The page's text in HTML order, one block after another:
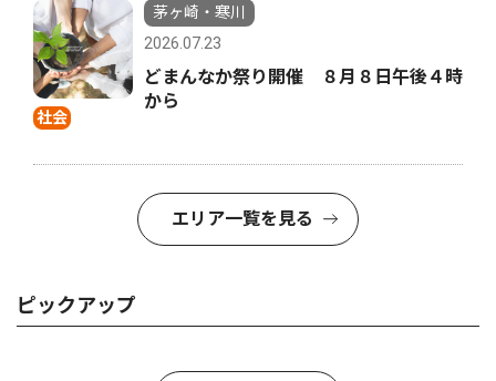
社会
茅ヶ崎・寒川
2026.07.23
どまんなか祭り開催 ８月８日午後４時
から
エリア一覧を見る
ピックアップ